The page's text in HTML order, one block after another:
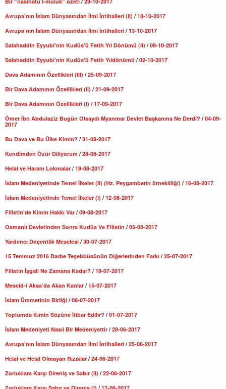
Avrupa’nın İslam Dünyasından İlmî İntihalleri (II) / 18-10-2017
Avrupa’nın İslam Dünyasından İlmî İntihalleri / 13-10-2017
Salahaddin Eyyubi'nin Kudüs'ü Fetih Yıl Dönümü (II) / 09-10-2017
Salahaddin Eyyubî’nin Kudüs'ü Fetih Yıldönümü / 02-10-2017
Dava Adamının Özellikleri (III) / 25-09-2017
Bir Dava Adamının Özellikleri (II) / 21-09-2017
Bir Dava Adamının Özellikleri (I) / 17-09-2017
Ömer İbn Abdulaziz Bugün Olsaydı Myanmar Devlet Başkanına Ne Derdi? / 04-09-
2017
Bu Dava ve Bu Ülke Kimin? / 31-08-2017
Kendimden Özür Diliyorum / 28-08-2017
Helal ve Haram Lokmalar / 19-08-2017
İslam Medeniyetinde Temel İlkeler (II) (Hz. Peygamberin örnekliliği) / 16-08-2017
İslam Medeniyetinde Temel İlkeler (I) / 12-08-2017
Filistin’de Kimin Hakkı Var / 09-08-2017
Osmanlı Devletinden Sonra Kudüs Ve Filistin / 05-08-2017
Yardımcı Doçentlik Meselesi / 30-07-2017
15 Temmuz 2016 Darbe Teşebbüsünün Diğerlerinden Farkı / 25-07-2017
Filistin İşgali Ne Zamana Kadar? / 19-07-2017
Mescid-i Aksa’da Akan Kanlar / 15-07-2017
İslam Ümmetinin Birliği / 08-07-2017
Toplumda Kimin Sözüne İtibar Edilir? / 01-07-2017
İslam Medeniyeti Nasıl Bir Medeniyettir / 28-06-2017
Avrupa’nın İslam Dünyasından İlmî İntihalleri / 25-06-2017
Helal ve Helal Olmayan Rızıklar / 24-06-2017
Zorluklara Karşı Direniş ve Sabır (II) / 22-06-2017